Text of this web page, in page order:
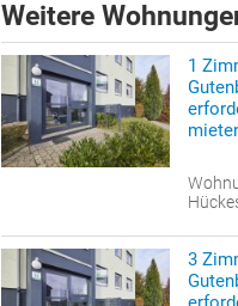
Weitere
1
3